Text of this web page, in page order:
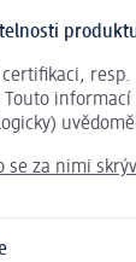
certifikaci,
se za nimi